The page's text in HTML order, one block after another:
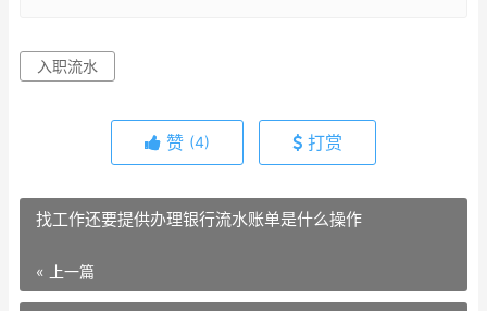
入职流水
赞 (4) 打赏
找工作还要提供办理银行流水账单是什么操作
« 上一篇